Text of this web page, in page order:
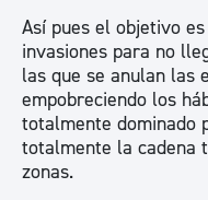
Así pues el objetivo
invasiones para no
las que se anulan las
empobreciendo los
totalmente dominado
totalmente la cadena
zonas.